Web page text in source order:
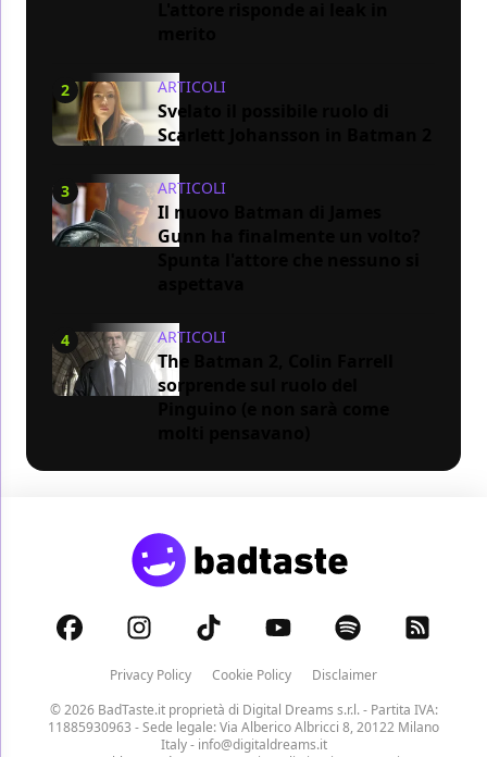
2 ARTICOLI
Svelato il possibile ruolo di
Scarlett Johansson in Batman 2
3 ARTICOLI
Il nuovo Batman di James
Gunn ha finalmente un volto?
4 ARTICOLI
The Batman 2, Colin Farrell
sorprende sul ruolo del
Privacy Policy Cookie Policy
Disclaimer
© 2026 BadTaste.it proprietà di Digital Dreams s.r.l.- Partita IVA:
11885930963 - Sede legale: Via Alberico Albricci 8, 20122 Milano
Italy - info@digitaldreams.it